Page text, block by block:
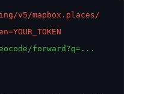
v5/mapbox.places/
forward?q=...